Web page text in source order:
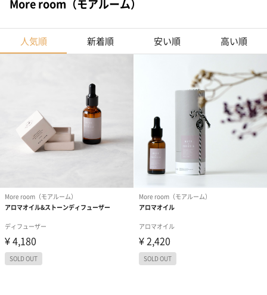
More room（モアルーム）
人気順 新着順 安い順 高い順